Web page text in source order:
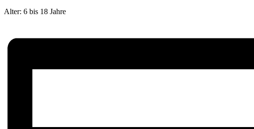
Alter: 6 bis 18 Jahre